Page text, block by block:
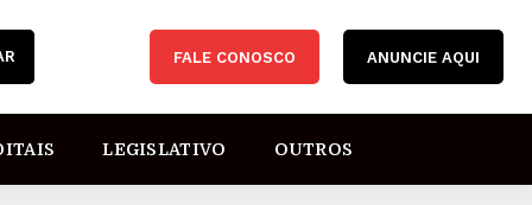
FALE CONOSCO ANUNCIE AQUI
LEGISLATIVO OUTROS